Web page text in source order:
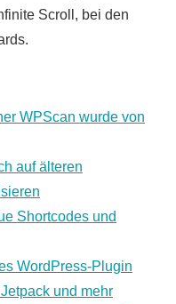
Scroll, bei den
WPScan wurde von
auf älteren
Shortcodes und
WordPress-Plugin
und mehr